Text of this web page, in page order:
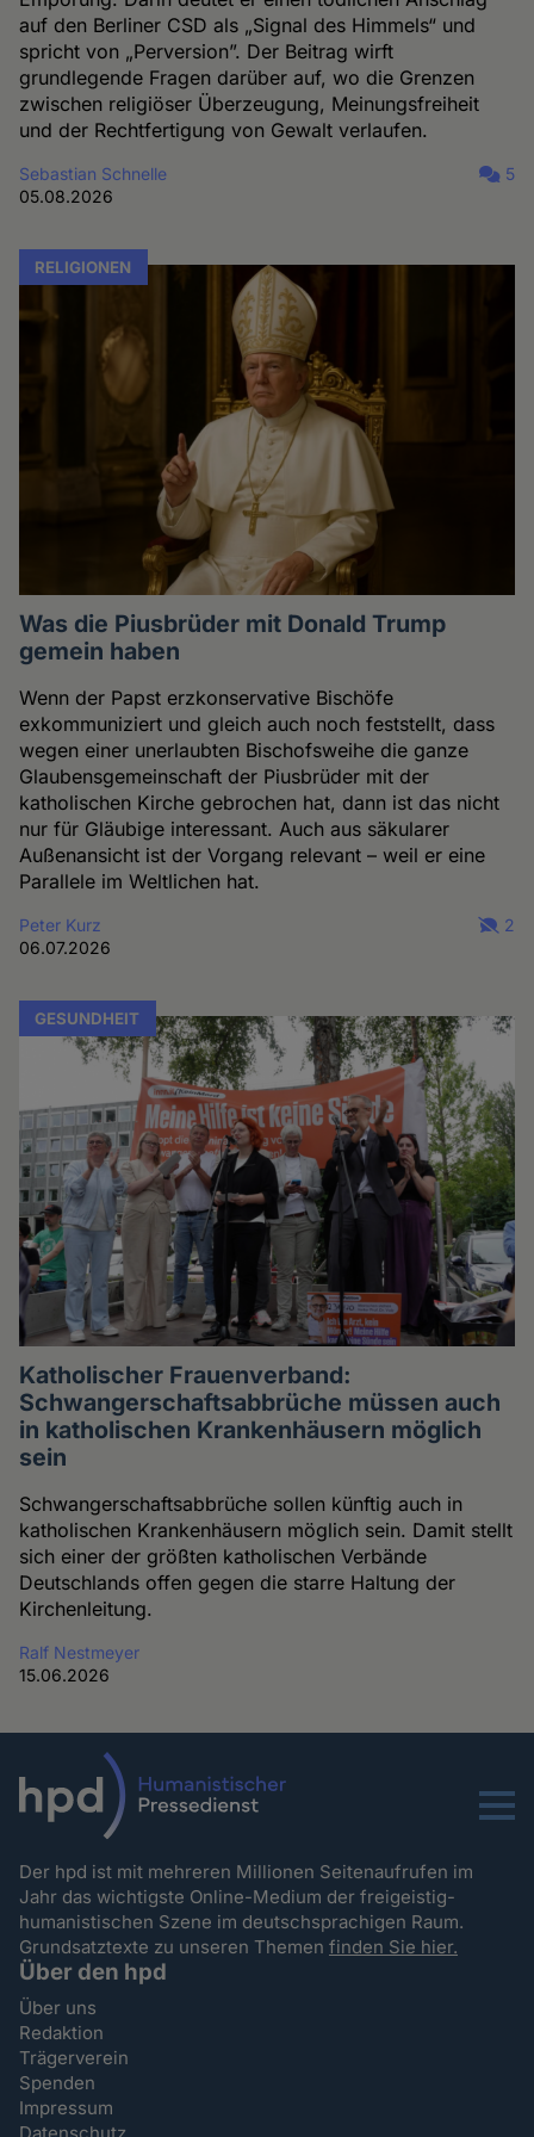
auf den Berliner CSD als „Signal des Himmels“ und
spricht von „Perversion”. Der Beitrag wirft
grundlegende Fragen darüber auf, wo die Grenzen
zwischen religiöser Überzeugung, Meinungsfreiheit
und der Rechtfertigung von Gewalt verlaufen.
Sebastian Schnelle
05.08.2026
5
RELIGIONEN
Was die Piusbrüder mit Donald Trump
gemein haben
Wenn der Papst erzkonservative Bischöfe
exkommuniziert und gleich auch noch feststellt, dass
wegen einer unerlaubten Bischofsweihe die ganze
Glaubensgemeinschaft der Piusbrüder mit der
katholischen Kirche gebrochen hat, dann ist das nicht
nur für Gläubige interessant. Auch aus säkularer
Außenansicht ist der Vorgang relevant – weil er eine
Parallele im Weltlichen hat.
Peter Kurz
06.07.2026
2
GESUNDHEIT
Katholischer Frauenverband:
Schwangerschaftsabbrüche müssen auch
in katholischen Krankenhäusern möglich
sein
Schwangerschaftsabbrüche sollen künftig auch in
katholischen Krankenhäusern möglich sein. Damit stellt
sich einer der größten katholischen Verbände
Deutschlands offen gegen die starre Haltung der
Kirchenleitung.
Ralf Nestmeyer
15.06.2026
Menu
Der hpd ist mit mehreren Millionen Seitenaufrufen im
Jahr das wichtigste Online-Medium der freigeistig-
humanistischen Szene im deutschsprachigen Raum.
Grundsatztexte zu unseren Themenfinden Sie hier.
Über den hpd
Über uns
Redaktion
Trägerverein
Spenden
Impressum
Datenschutz